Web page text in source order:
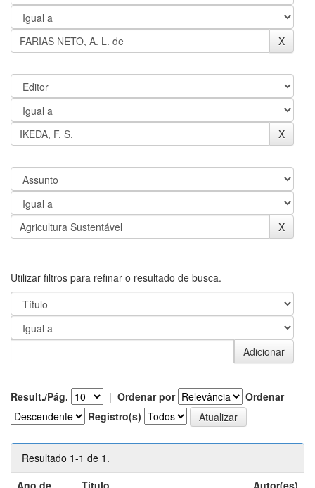
Utilizar filtros para refinar o resultado de busca.
Result./Pág. | Ordenar por
Ordenar
Registro(s)
Resultado 1-1 de 1.
Ano de
Título Autor(es)